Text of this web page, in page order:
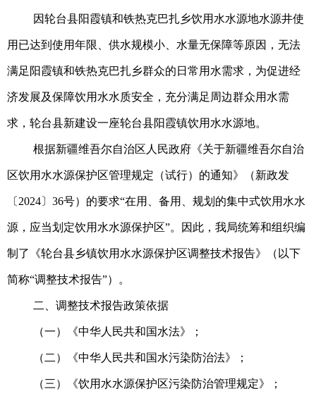
因轮台县阳霞镇和铁热克巴扎乡饮用水水源地水源井使
用已达到使用年限、供水规模小、水量无保障等原因，无法
满足阳霞镇和铁热克巴扎乡群众的日常用水需求，为促进经
济发展及保障饮用水水质安全，充分满足周边群众用水需
求，轮台县新建设一座轮台县阳霞镇饮用水水源地。
根据新疆维吾尔自治区人民政府《关于新疆维吾尔自治
区饮用水水源保护区管理规定（试行）的通知》（新政发
〔2024〕36号）的要求“在用、备用、规划的集中式饮用水水
源，应当划定饮用水水源保护区”。因此，我局统筹和组织编
制了《轮台县乡镇饮用水水源保护区调整技术报告》（以下
简称“调整技术报告”）。
二、调整技术报告政策依据
（一）《中华人民共和国水法》；
（二）《中华人民共和国水污染防治法》；
（三）《饮用水水源保护区污染防治管理规定》；